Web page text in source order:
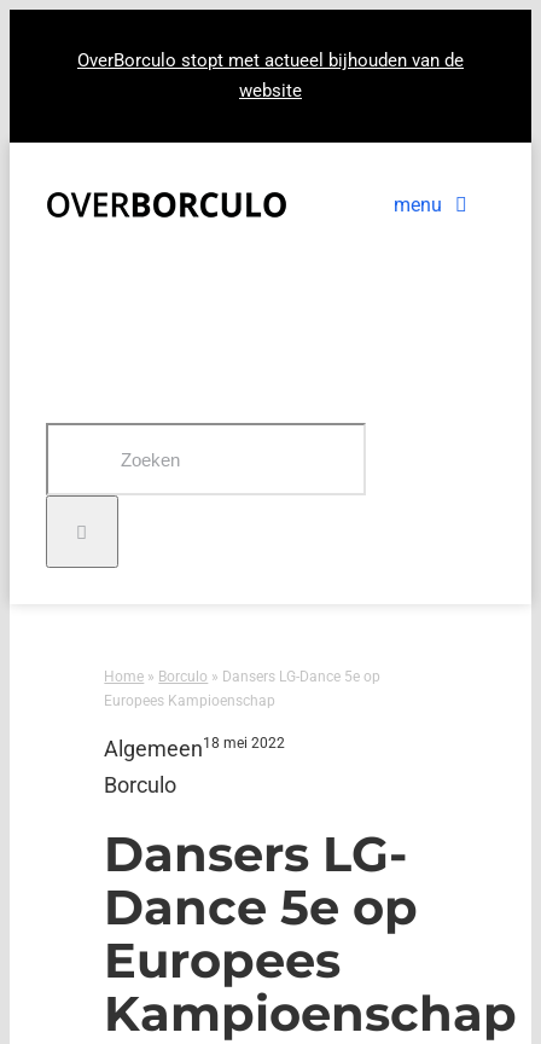
OverBorculo stopt met actueel bijhouden van de
website
menu
Home » Borculo » Dansers LG-Dance 5e op
Europees Kampioenschap
Algemeen
Borculo
18 mei 2022
Dansers LG-
Dance 5e op
Europees
Kampioenschap